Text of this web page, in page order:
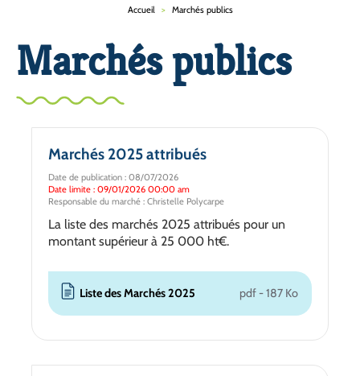
Accueil > Marchés publics
Marchés publics
Marchés 2025 attribués
Date de publication : 08/07/2026
Date limite : 09/01/2026 00:00 am
Responsable du marché : Christelle Polycarpe
La liste des marchés 2025 attribués pour un
montant supérieur à 25 000 ht€.
Liste des Marchés 2025 pdf - 187 Ko